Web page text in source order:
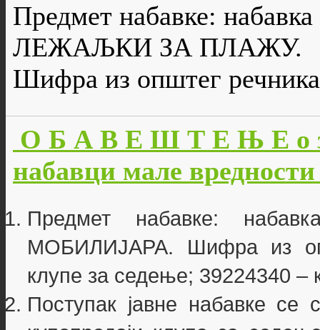
Предмет набавке:
ЛЕЖАЉКИ ЗА ПЛАЖУ.
Шифра из општег
О Б А В Е Ш Т Е Њ Е о
набавци мале
Предмет набавке:
МОБИЛИЈАРА. Шифра из
клупе за седење; 39224340 –
Поступак јавне набавке